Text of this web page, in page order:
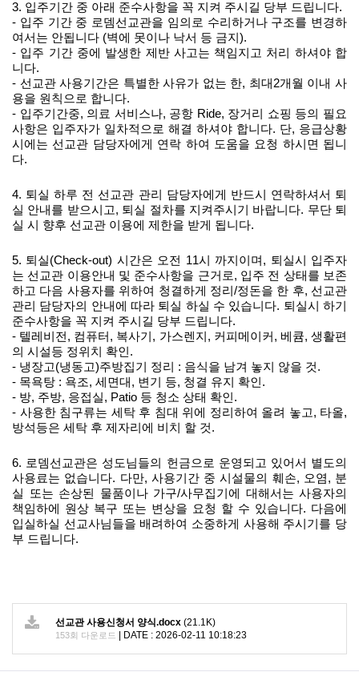
3. 입주기간 중 아래 준수사항을 꼭 지켜 주시길 당부 드립니다.
- 입주 기간 중 로뎀선교관을 임의로 수리하거나 구조를 변경하
여서는 안됩니다 (벽에 못이나 낙서 등 금지 ).
- 입주 기간 중에 발생한 제반 사고는 책임지고 처리 하셔야 합
니다.
- 선교관 사용기간은 특별한 사유가 없는 한, 최대 2개월 이내 사
용을 원칙으로 합니다.
- 입주기간중, 의료 서비스나, 공항 Ride, 장거리 쇼핑 등의 필요
사항은 입주자가 일차적으로 해결 하셔야 합니다. 단, 응급상황
시에는 선교관 담당자에게 연락 하여 도움을 요청 하시면 됩니
다.
4. 퇴실 하루 전 선교관 관리 담당자에게 반드시 연락하셔서 퇴
실 안내를 받으시고, 퇴실 절차를 지켜주시기 바랍니다. 무단 퇴
실 시 향후 선교관 이용에 제한을 받게 됩니다.
5. 퇴실(Check-out) 시간은 오전 11시 까지이며 , 퇴실시 입주자
는 선교관 이용안내 및 준수사항을 근거로, 입주 전 상태를 보존
하고 다음 사용자를 위하여 청결하게 정리 /정돈을 한 후, 선교관
관리 담당자의 안내에 따라 퇴실 하실 수 있습니다. 퇴실시 하기
준수사항을 꼭 지켜 주시길 당부 드립니다.
- 텔레비전 , 컴퓨터 , 복사기 , 가스렌지 , 커피메이커 , 베큠,생활편
의 시설등 정위치 확인 .
- 냉장고(냉동고)주방집기 정리 : 음식을 남겨 놓지 않을 것.
- 목욕탕 : 욕조, 세면대 , 변기 등, 청결 유지 확인 .
- 방, 주방, 응접실, Patio 등 청소 상태 확인 .
- 사용한 침구류는 세탁 후 침대 위에 정리하여 올려 놓고, 타올,
방석등은 세탁 후 제자리에 비치 할 것.
6. 로뎀선교관은 성도님들의 헌금으로 운영되고 있어서 별도의
사용료는 없습니다. 다만, 사용기간 중 시설물의 훼손, 오염, 분
실 또는 손상된 물품이나 가구/사무집기에 대해서는 사용자의
책임하에 원상 복구 또는 변상을 요청 할 수 있습니다. 다음에
입실하실 선교사님들을 배려하여 소중하게 사용해 주시기를 당
부 드립니다.
선교관 사용신청서 양식.docx (21.1K)
153회 다운로드 DATE : 2026-02-11 10:18:23